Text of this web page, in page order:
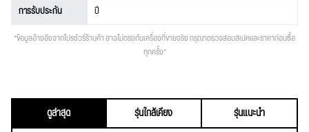
การรับประกัน ปี
*ข้อมูลอ้างอิงจากโปรชัวร์ร้านค้า อาจไม่ตรงกับเครื่องที่ขายจริง กรุณาตรวจสอบสเปคและราคาก่อนซื้อ
ทุกครั้ง*
ดูล่าสุด รุ่นใกล้เคียง
รุ่นแนะนำ